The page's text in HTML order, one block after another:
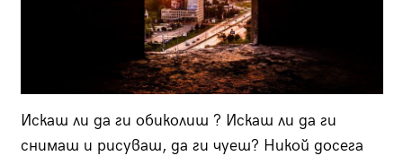
Искаш ли да ги обиколиш ? Искаш ли да ги
снимаш и рисуваш, да ги чуеш? Никой досега